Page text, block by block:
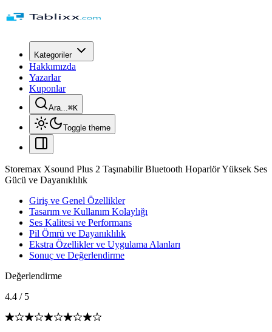
Kategoriler
Hakkımızda
Yazarlar
Kuponlar
Ara...⌘K
Toggle theme
Storemax Xsound Plus 2 Taşınabilir Bluetooth Hoparlör Yüksek Ses
Gücü ve Dayanıklılık
Giriş ve Genel Özellikler
Tasarım ve Kullanım Kolaylığı
Ses Kalitesi ve Performans
Pil Ömrü ve Dayanıklılık
Ekstra Özellikler ve Uygulama Alanları
Sonuç ve Değerlendirme
Değerlendirme
4.4 / 5